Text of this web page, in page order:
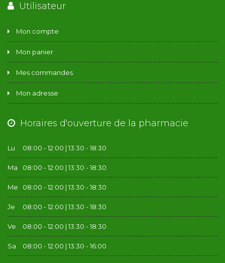
Utilisateur
Mon compte
Mon panier
Mes commandes
Mon adresse
Horaires d'ouverture de la pharmacie
Lu 08:00 - 12:00 | 13:30 - 18:30
Ma 08:00 - 12:00 | 13:30 - 18:30
Me 08:00 - 12:00 | 13:30 - 18:30
Je 08:00 - 12:00 | 13:30 - 18:30
Ve 08:00 - 12:00 | 13:30 - 18:30
Sa 08:00 - 12:00 | 13:30 - 16:00